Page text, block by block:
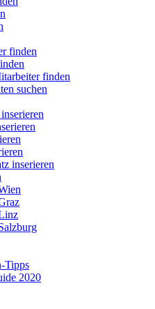
finden
finden
suchen
inserieren
Tipps
2020